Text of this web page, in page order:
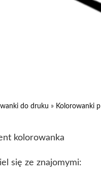
do druku » Kolorowanki
kolorowanka
się ze znajomymi: